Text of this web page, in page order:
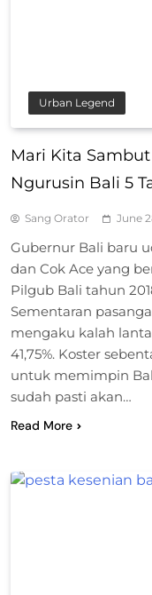
Urban Legend
Mari Kita
Ngurusin Bali 5
Sang Orator June
Gubernur Bali baru
dan Cok Ace yang
Pilgub Bali tahun
Sementaran
mengaku kalah
41,75%. Koster
untuk memimpin
sudah pasti akan…
Read More